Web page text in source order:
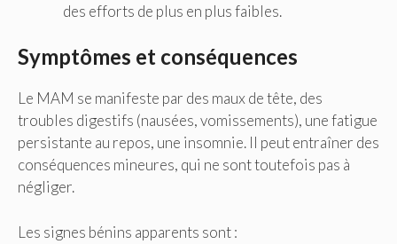
des efforts de plus en plus faibles.
Symptômes et conséquences
Le MAM se manifeste par des maux de tête, des
troubles digestifs (nausées, vomissements), une fatigue
persistante au repos, une insomnie. Il peut entraîner des
conséquences mineures, qui ne sont toutefois pas à
négliger.
Les signes bénins apparents sont :